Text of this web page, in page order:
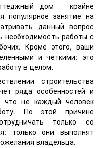
дом – крайне
занятие на
данный вопрос
необходимость работы с
Кроме этого, ваши
и четкими: это
в целом.
строительства
ряда особенностей и
не каждый человек
По этой причине
только со
только они выполнят
владельца.